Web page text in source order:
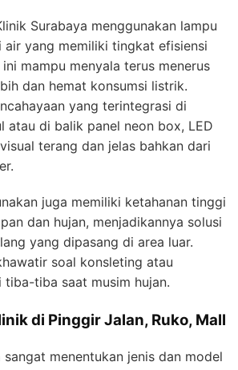
Surabaya menggunakan lampu
air yang memiliki tingkat efisiensi
mampu menyala terus menerus
dan hemat konsumsi listrik.
yang terintegrasi di
atau di balik panel neon box, LED
terang dan jelas bahkan dari
juga memiliki ketahanan tinggi
dan hujan, menjadikannya solusi
yang dipasang di area luar.
soal konsleting atau
tiba-tiba saat musim hujan.
di Pinggir Jalan, Ruko, Mall
menentukan jenis dan model